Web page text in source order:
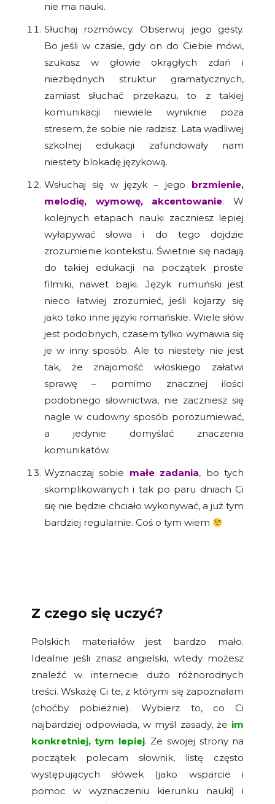
nie ma nauki.
Słuchaj rozmówcy. Obserwuj jego gesty.
Bo jeśli w czasie, gdy on do Ciebie mówi,
szukasz w głowie okrągłych zdań i
niezbędnych struktur gramatycznych,
zamiast słuchać przekazu, to z takiej
komunikacji niewiele wyniknie poza
stresem, że sobie nie radzisz. Lata wadliwej
szkolnej edukacji zafundowały nam
niestety blokadę językową.
Wsłuchaj się w język – jego brzmienie,
melodię, wymowę, akcentowanie. W
kolejnych etapach nauki zaczniesz lepiej
wyłapywać słowa i do tego dojdzie
zrozumienie kontekstu. Świetnie się nadają
do takiej edukacji na początek proste
filmiki, nawet bajki. Język rumuński jest
nieco łatwiej zrozumieć, jeśli kojarzy się
jako tako inne języki romańskie. Wiele słów
jest podobnych, czasem tylko wymawia się
je w inny sposób. Ale to niestety nie jest
tak, że znajomość włoskiego załatwi
sprawę – pomimo znacznej ilości
podobnego słownictwa, nie zaczniesz się
nagle w cudowny sposób porozumiewać,
a jedynie domyślać znaczenia
komunikatów.
Wyznaczaj sobie małe zadania, bo tych
skomplikowanych i tak po paru dniach Ci
się nie będzie chciało wykonywać, a już tym
bardziej regularnie. Coś o tym wiem
Z czego się uczyć?
Polskich materiałów jest bardzo mało.
Idealnie jeśli znasz angielski, wtedy możesz
znaleźć w internecie dużo różnorodnych
treści. Wskażę Ci te, z którymi się zapoznałam
(choćby pobieżnie). Wybierz to, co Ci
najbardziej odpowiada, w myśl zasady, że im
konkretniej, tym lepiej. Ze swojej strony na
początek polecam słownik, listę często
występujących słówek (jako wsparcie i
pomoc w wyznaczeniu kierunku nauki) i